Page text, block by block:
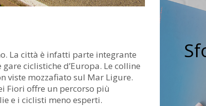
La città è infatti parte integrante
ciclistiche d’Europa. Le colline
viste mozzafiato sul Mar Ligure.
Fiori offre un percorso più
e i ciclisti meno esperti.